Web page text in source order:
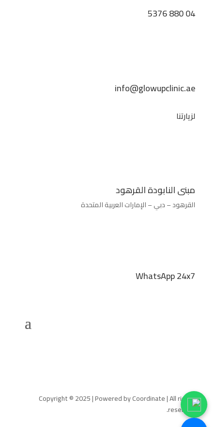
04 880 5376
info@glowupclinic.ae
لزيارتنا
مبنى النابودة القرهود
القرهود – دبي – الإمارات العربية المتحدة
WhatsApp 24x7
Copyright © 2025 | Powered by Coordinate | All rights
reserved.